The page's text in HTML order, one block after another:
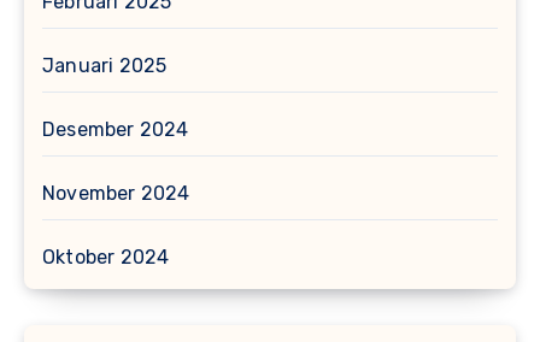
Januari 2025
Desember 2024
November 2024
Oktober 2024